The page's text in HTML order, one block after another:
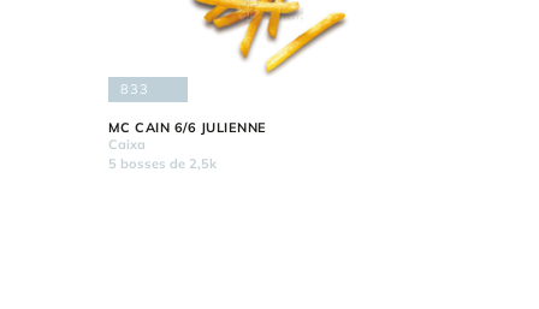
833
MC CAIN 6/6 JULIENNE
Caixa
5 bosses de 2,5k